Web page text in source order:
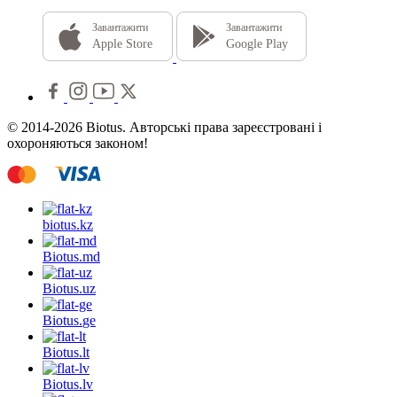
Завантажити
Apple Store
Завантажити
Google Play
© 2014-2026 Biotus. Авторські права зареєстровані і
охороняються законом!
biotus.kz
Biotus.md
Biotus.uz
Biotus.ge
Biotus.lt
Biotus.lv